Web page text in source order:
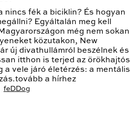
nincs fék a biciklin? És hogyan
Egyáltalán meg kell
még nem sokan
közutakon, New
új divathullámról beszélnek és
itthon is terjed az örökhajtós
a vele járó életérzés: a mentális
a hírhez
feDDog